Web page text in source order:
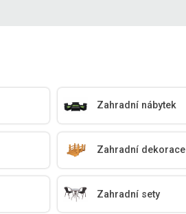
Zahradní nábytek
Zahradní dekorace
Zahradní sety